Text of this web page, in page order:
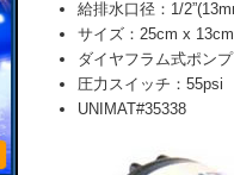
給排水口径：1/
サイズ：25cm x
ダイヤフラム式ポンプ
圧力スイッチ：
UNIMAT#35338